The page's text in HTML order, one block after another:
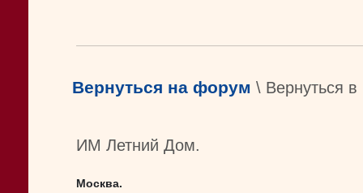
Вернуться на форум \ Вернуться
ИМ Летний Дом.
Москва.